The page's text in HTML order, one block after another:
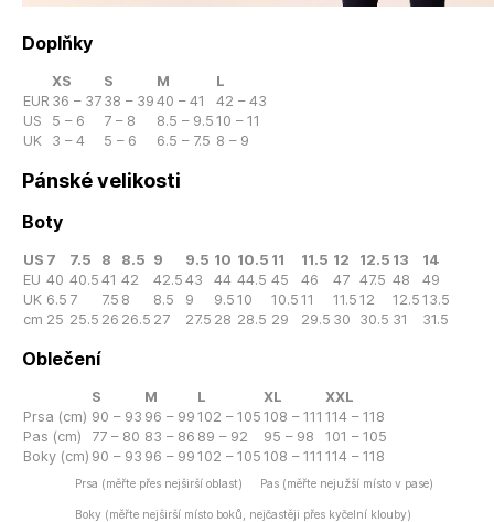
Doplňky
XS S M
L
EUR 36 – 37 38 – 39 40 – 41
42 – 43
US
5 – 6 7 – 8 8.5 – 9.5 10 – 11
UK
3 – 4 5 – 6 6.5 – 7.5 8 – 9
Pánské velikosti
Boty
US 7 7.5 8 8.5 9 9.5 10 10.5 11 11.5 12 12.5 13
14
EU 40 40.5 41 42 42.5 43 44 44.5 45 46 47 47.5 48
49
UK 6.5 7 7.5 8 8.5 9 9.5 10 10.5 11 11.5 12 12.5 13.5
cm 25 25.5 26 26.5 27 27.5 28 28.5 29 29.5 30 30.5 31 31.5
Oblečení
S M L XL
XXL
Prsa (cm) 90 – 93 96 – 99 102 – 105 108 – 111 114 – 118
Pas (cm)
77 – 80 83 – 86 89 – 92 95 – 98
101 – 105
Boky (cm) 90 – 93 96 – 99 102 – 105 108 – 111 114 – 118
Prsa (měřte přes nejširší oblast) Pas (měřte nejužší místo v pase)
Boky (měřte nejširší místo boků, nejčastěji přes kyčelní klouby)